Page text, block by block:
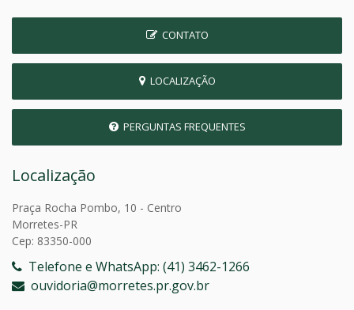
CONTATO
LOCALIZAÇÃO
PERGUNTAS FREQUENTES
Localização
Praça Rocha Pombo, 10 - Centro
Morretes-PR
Cep: 83350-000
Telefone e WhatsApp: (41) 3462-1266
ouvidoria@morretes.pr.gov.br